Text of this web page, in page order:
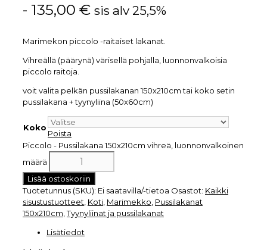
- 135,00 € sis alv 25,5%
Marimekon piccolo -raitaiset lakanat.
Vihreällä (päärynä) värisellä pohjalla, luonnonvalkoisia
piccolo raitoja.
voit valita pelkän pussilakanan 150x210cm tai koko setin
pussilakana + tyynyliina (50x60cm)
Koko
Poista
Piccolo - Pussilakana 150x210cm vihreä, luonnonvalkoinen
määrä
Lisää ostoskoriin
Tuotetunnus (SKU): Ei saatavilla/-tietoa Osastot: Kaikki
sisustustuotteet Koti Marimekko Pussilakanat
150x210cm ,Tyynyliinat ja pussilakanat
Lisätiedot